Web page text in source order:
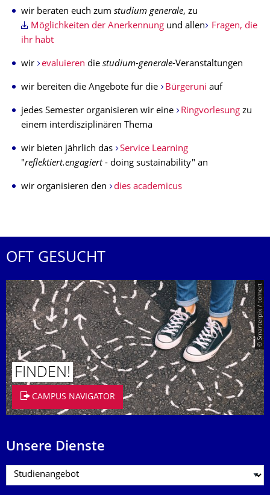
wir beraten euch zum studium generale, zu
Möglichkeiten der Anerkennungund allen
Fragen, die
ihr habt
wir evaluieren die studium-generale-Veranstaltungen
wir bereiten die Angebote für die Bürgeruni auf
jedes Semester organisieren wir eine Ringvorlesung zu
einem interdisziplinären Thema
wir bieten jährlich das
Service Learning
"reflektiert.engagiert- doing sustainability" an
wir organisieren den dies academicus
OFT GESUCHT
© Smarterpix / tomert
FINDEN!
CAMPUS NAVIGATOR
Unsere Dienste